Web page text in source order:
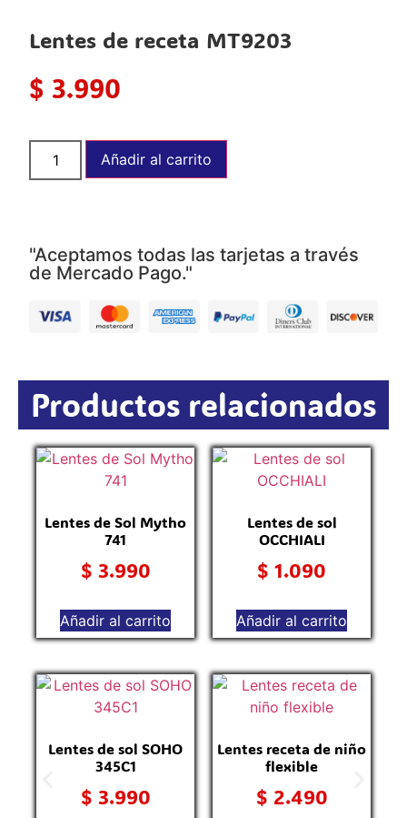
Lentes de receta MT9203
$ 3.990
Añadir al carrito
"Aceptamos todas las tarjetas a través
de Mercado Pago."
Productos relacionados
Lentes de Sol Mytho
741
$ 3.990
Añadir al carrito
Lentes de sol
OCCHIALI
$ 1.090
Añadir al carrito
Lentes de sol SOHO
345C1
$ 3.990
Lentes receta de niño
flexible
$ 2.490